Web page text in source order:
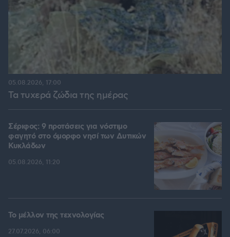
Τα τυχερά ζώδια της ημέρας
05.08.2026, 17:00
Σέριφος: 9 προτάσεις για νόστιμο
φαγητό στο όμορφο νησί των Δυτικών
Κυκλάδων
05.08.2026, 11:20
Το μέλλον της τεχνολογίας
27.07.2026, 06:00